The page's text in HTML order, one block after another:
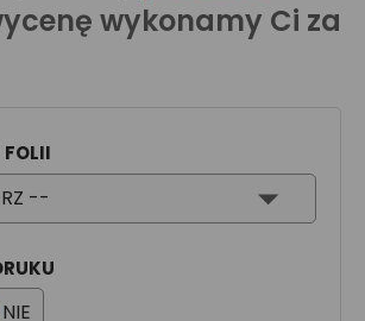
wykonamy Ci za
FOLII
--
NIE